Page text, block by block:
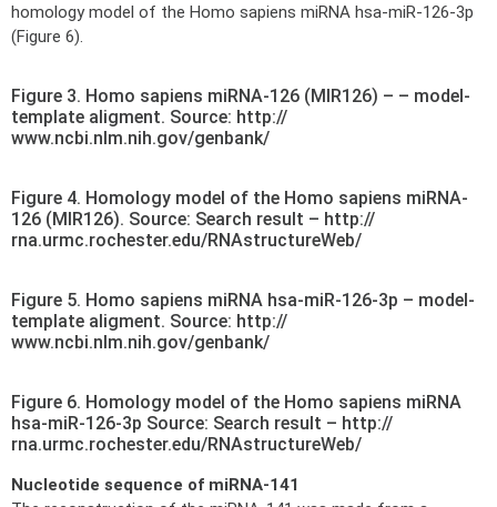
homology model of the Homo sapiens miRNA hsa-miR-126-3p
(Figure 6).
Figure 3. Homo sapiens miRNA-126 (MIR126) – – model-
template aligment. Source: http://
www.ncbi.nlm.nih.gov/genbank/
Figure 4. Homology model of the Homo sapiens miRNA-
126 (MIR126). Source: Search result – http://
rna.urmc.rochester.edu/RNAstructureWeb/
Figure 5. Homo sapiens miRNA hsa-miR-126-3p – model-
template aligment. Source: http://
www.ncbi.nlm.nih.gov/genbank/
Figure 6. Homology model of the Homo sapiens miRNA
hsa-miR-126-3p Source: Search result – http://
rna.urmc.rochester.edu/RNAstructureWeb/
Nucleotide sequence of miRNA-141